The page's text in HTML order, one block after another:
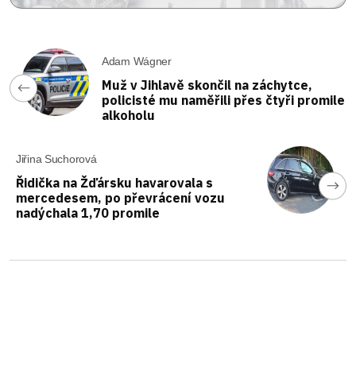
Adam Wágner
Muž v Jihlavě skončil na záchytce,
policisté mu naměřili přes čtyři promile
alkoholu
Jiřina Suchorová
Řidička na Žďársku havarovala s
mercedesem, po převrácení vozu
nadýchala 1,70 promile